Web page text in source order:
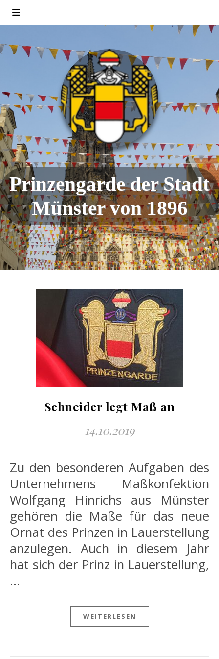
Prinzengarde der Stadt
Münster von 1896
Schneider legt Maß an
14.10.2019
Zu den besonderen Aufgaben des
Unternehmens Maßkonfektion
Wolfgang Hinrichs aus Münster
gehören die Maße für das neue
Ornat des Prinzen in Lauerstellung
anzulegen. Auch in diesem Jahr
hat sich der Prinz in Lauerstellung,
…
WEITERLESEN